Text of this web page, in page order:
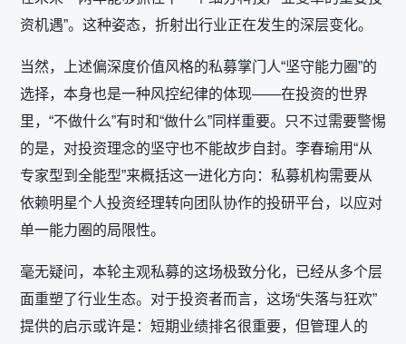
资机遇”。这种姿态，折射出行业正在发生的深层变化。
当然，上述偏深度价值风格的私募掌门人“坚守能力圈”的
选择，本身也是一种风控纪律的体现——在投资的世界
里，“不做什么”有时和“做什么”同样重要。只不过需要警惕
的是，对投资理念的坚守也不能故步自封。李春瑜用“从
专家型到全能型”来概括这一进化方向：私募机构需要从
依赖明星个人投资经理转向团队协作的投研平台，以应对
单一能力圈的局限性。
毫无疑问，本轮主观私募的这场极致分化，已经从多个层
面重塑了行业生态。对于投资者而言，这场“失落与狂欢”
提供的启示或许是：短期业绩排名很重要，但管理人的